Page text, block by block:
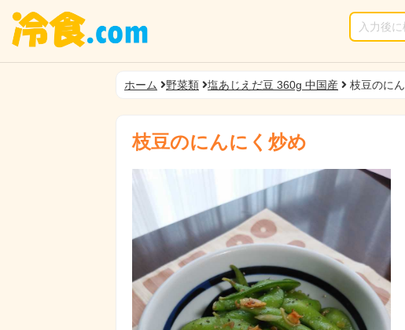
ホーム 野菜類 塩あじえだ豆 360g 中国産 枝豆のに
枝豆のにんにく炒め